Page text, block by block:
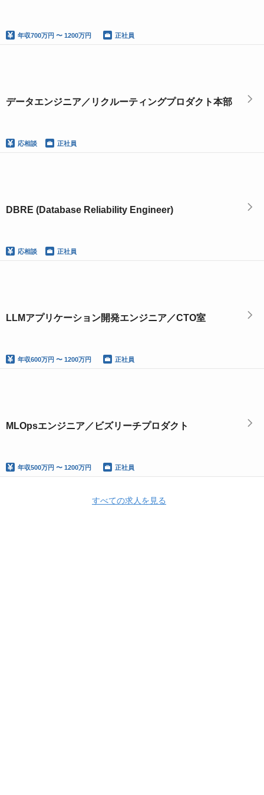
年収700万円 〜 1200万円 正社員
データエンジニア／リクルーティングプロダクト本部
応相談 正社員
DBRE (Database Reliability Engineer)
応相談 正社員
LLMアプリケーション開発エンジニア／CTO室
年収600万円 〜 1200万円 正社員
MLOpsエンジニア／ビズリーチプロダクト
年収500万円 〜 1200万円 正社員
すべての求人を見る